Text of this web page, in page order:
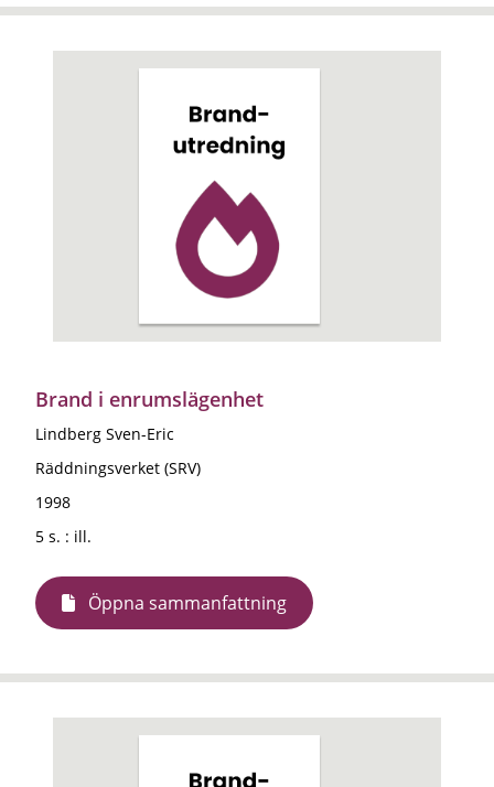
Brand i enrumslägenhet
Lindberg Sven-Eric
Räddningsverket (SRV)
1998
5 s. : ill.
Öppna sammanfattning